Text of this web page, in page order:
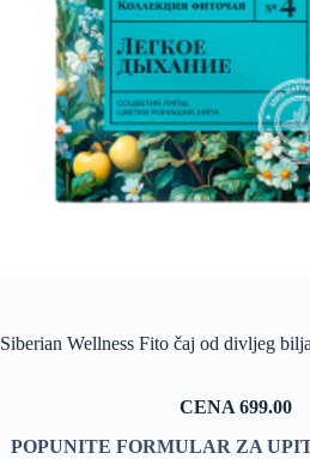
Siberian Wellness Fito čaj od divljeg
CENA 699.00
POPUNITE FORMULAR ZA